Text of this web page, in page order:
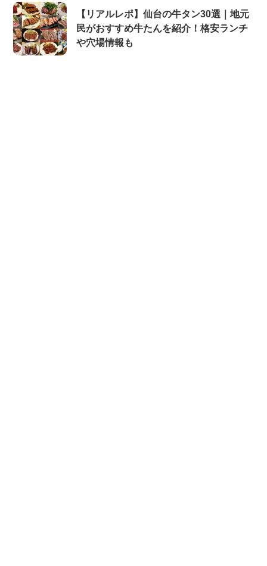
【リアルレポ】仙台の牛タン30選｜地元
民がおすすめ牛たんを紹介！格安ランチ
や穴場情報も